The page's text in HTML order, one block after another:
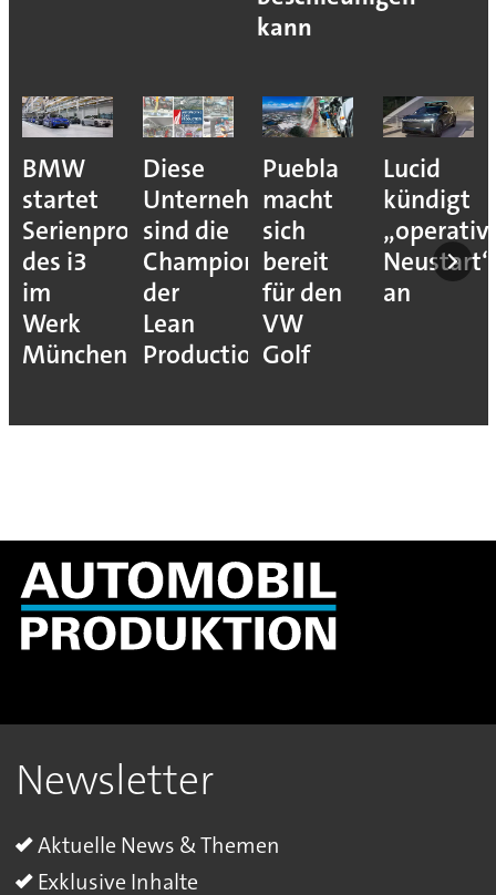
kann
BMW
startet
Serienproduktion
des i3
im
Werk
München
Diese
Unternehmen
sind die
Champions
der
Lean
Production
Puebla
macht
sich
bereit
für den
VW
Golf
Lucid
kündigt
Neustart“
an
Newsletter
Aktuelle News & Themen
Exklusive Inhalte